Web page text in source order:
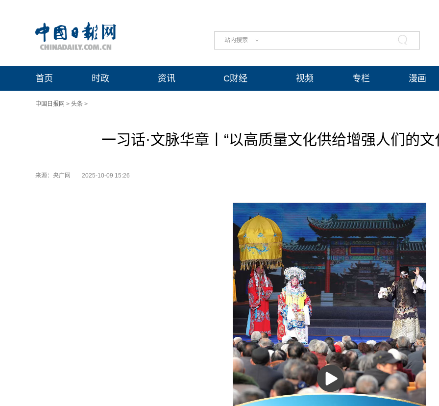
站内搜索
首页 时政 资讯 C财经 视频 专栏 漫画
中国日报网 > 头条 >
一习话·文脉华章丨“以高质量文化供给增强人们的
来源：央广网 2025-10-09 15:26